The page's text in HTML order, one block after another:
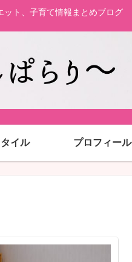
ト、子育て情報まとめブログ
イル プロフィール